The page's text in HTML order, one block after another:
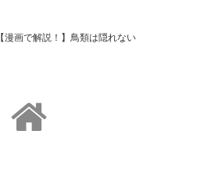
【漫画で解説！】鳥類は隠れない